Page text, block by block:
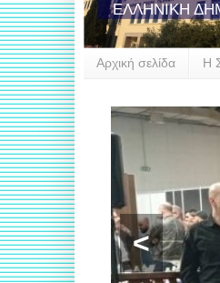
ΕΛΛΗΝΙΚΗ
Αρχική σελίδα Η
<